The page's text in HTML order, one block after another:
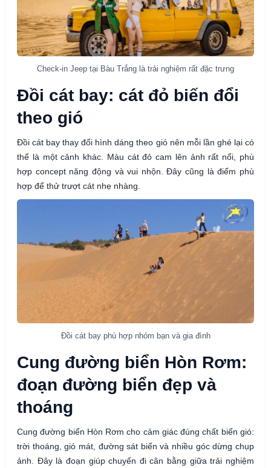
Check-in Jeep tại Bàu Trắng là trải nghiệm rất đặc trưng
Đồi cát bay: cát đỏ biến đổi
theo gió
Đồi cát bay thay đổi hình dáng theo gió nên mỗi lần ghé lại có
thể là một cảnh khác. Màu cát đỏ cam lên ảnh rất nổi, phù
hợp concept năng động và vui nhộn. Đây cũng là điểm phù
hợp để thử trượt cát nhẹ nhàng.
Đồi cát bay phù hợp nhóm bạn và gia đình
Cung đường biển Hòn Rơm:
đoạn đường biển đẹp và
thoáng
Cung đường biển Hòn Rơm cho cảm giác đúng chất biển gió:
trời thoáng, gió mát, đường sát biển và nhiều góc dừng chụp
ảnh. Đây là đoạn giúp chuyến đi cân bằng giữa trải nghiệm